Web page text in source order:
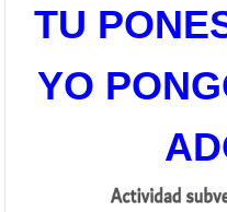
TU
YO